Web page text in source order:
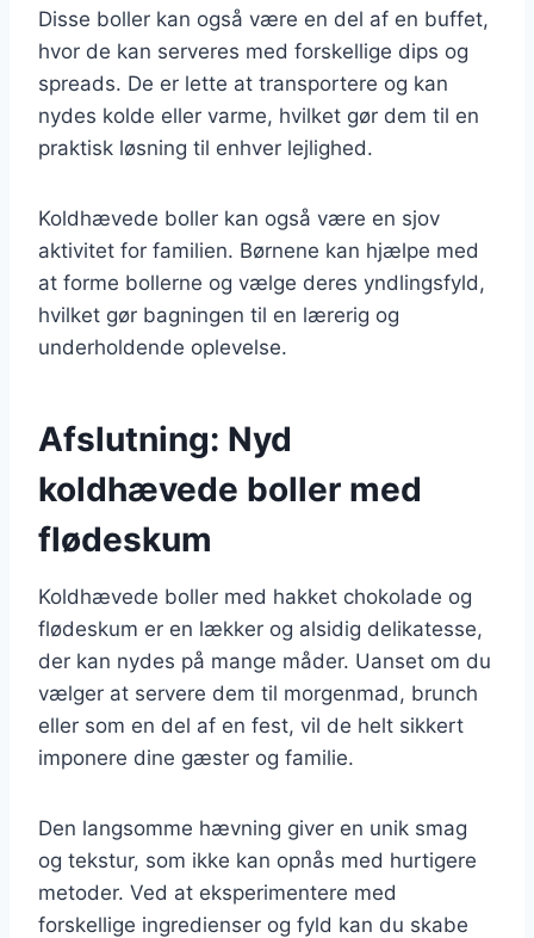
Disse boller kan også være en del af en buffet,
hvor de kan serveres med forskellige dips og
spreads. De er lette at transportere og kan
nydes kolde eller varme, hvilket gør dem til en
praktisk løsning til enhver lejlighed.
Koldhævede boller kan også være en sjov
aktivitet for familien. Børnene kan hjælpe med
at forme bollerne og vælge deres yndlingsfyld,
hvilket gør bagningen til en lærerig og
underholdende oplevelse.
Afslutning: Nyd
koldhævede boller med
flødeskum
Koldhævede boller med hakket chokolade og
flødeskum er en lækker og alsidig delikatesse,
der kan nydes på mange måder. Uanset om du
vælger at servere dem til morgenmad, brunch
eller som en del af en fest, vil de helt sikkert
imponere dine gæster og familie.
Den langsomme hævning giver en unik smag
og tekstur, som ikke kan opnås med hurtigere
metoder. Ved at eksperimentere med
forskellige ingredienser og fyld kan du skabe